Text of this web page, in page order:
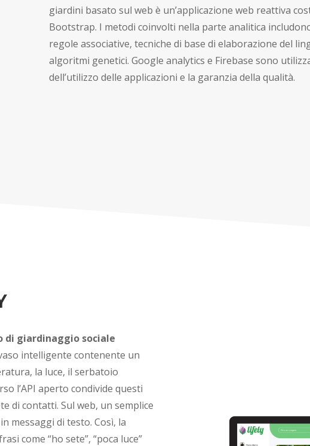
giardini basato sul web è un’applicazione web reattiva
Bootstrap. I metodi coinvolti nella parte analitica
regole associative, tecniche di base di elaborazione del
algoritmi genetici. Google analytics e Firebase sono
dell’utilizzo delle applicazioni e la garanzia della qualità.
di giardinaggio sociale
intelligente contenente un
la luce, il serbatoio
l’API aperto condivide questi
di contatti. Sul web, un semplice
messaggi di testo. Così, la
come “ho sete”, “poca luce”